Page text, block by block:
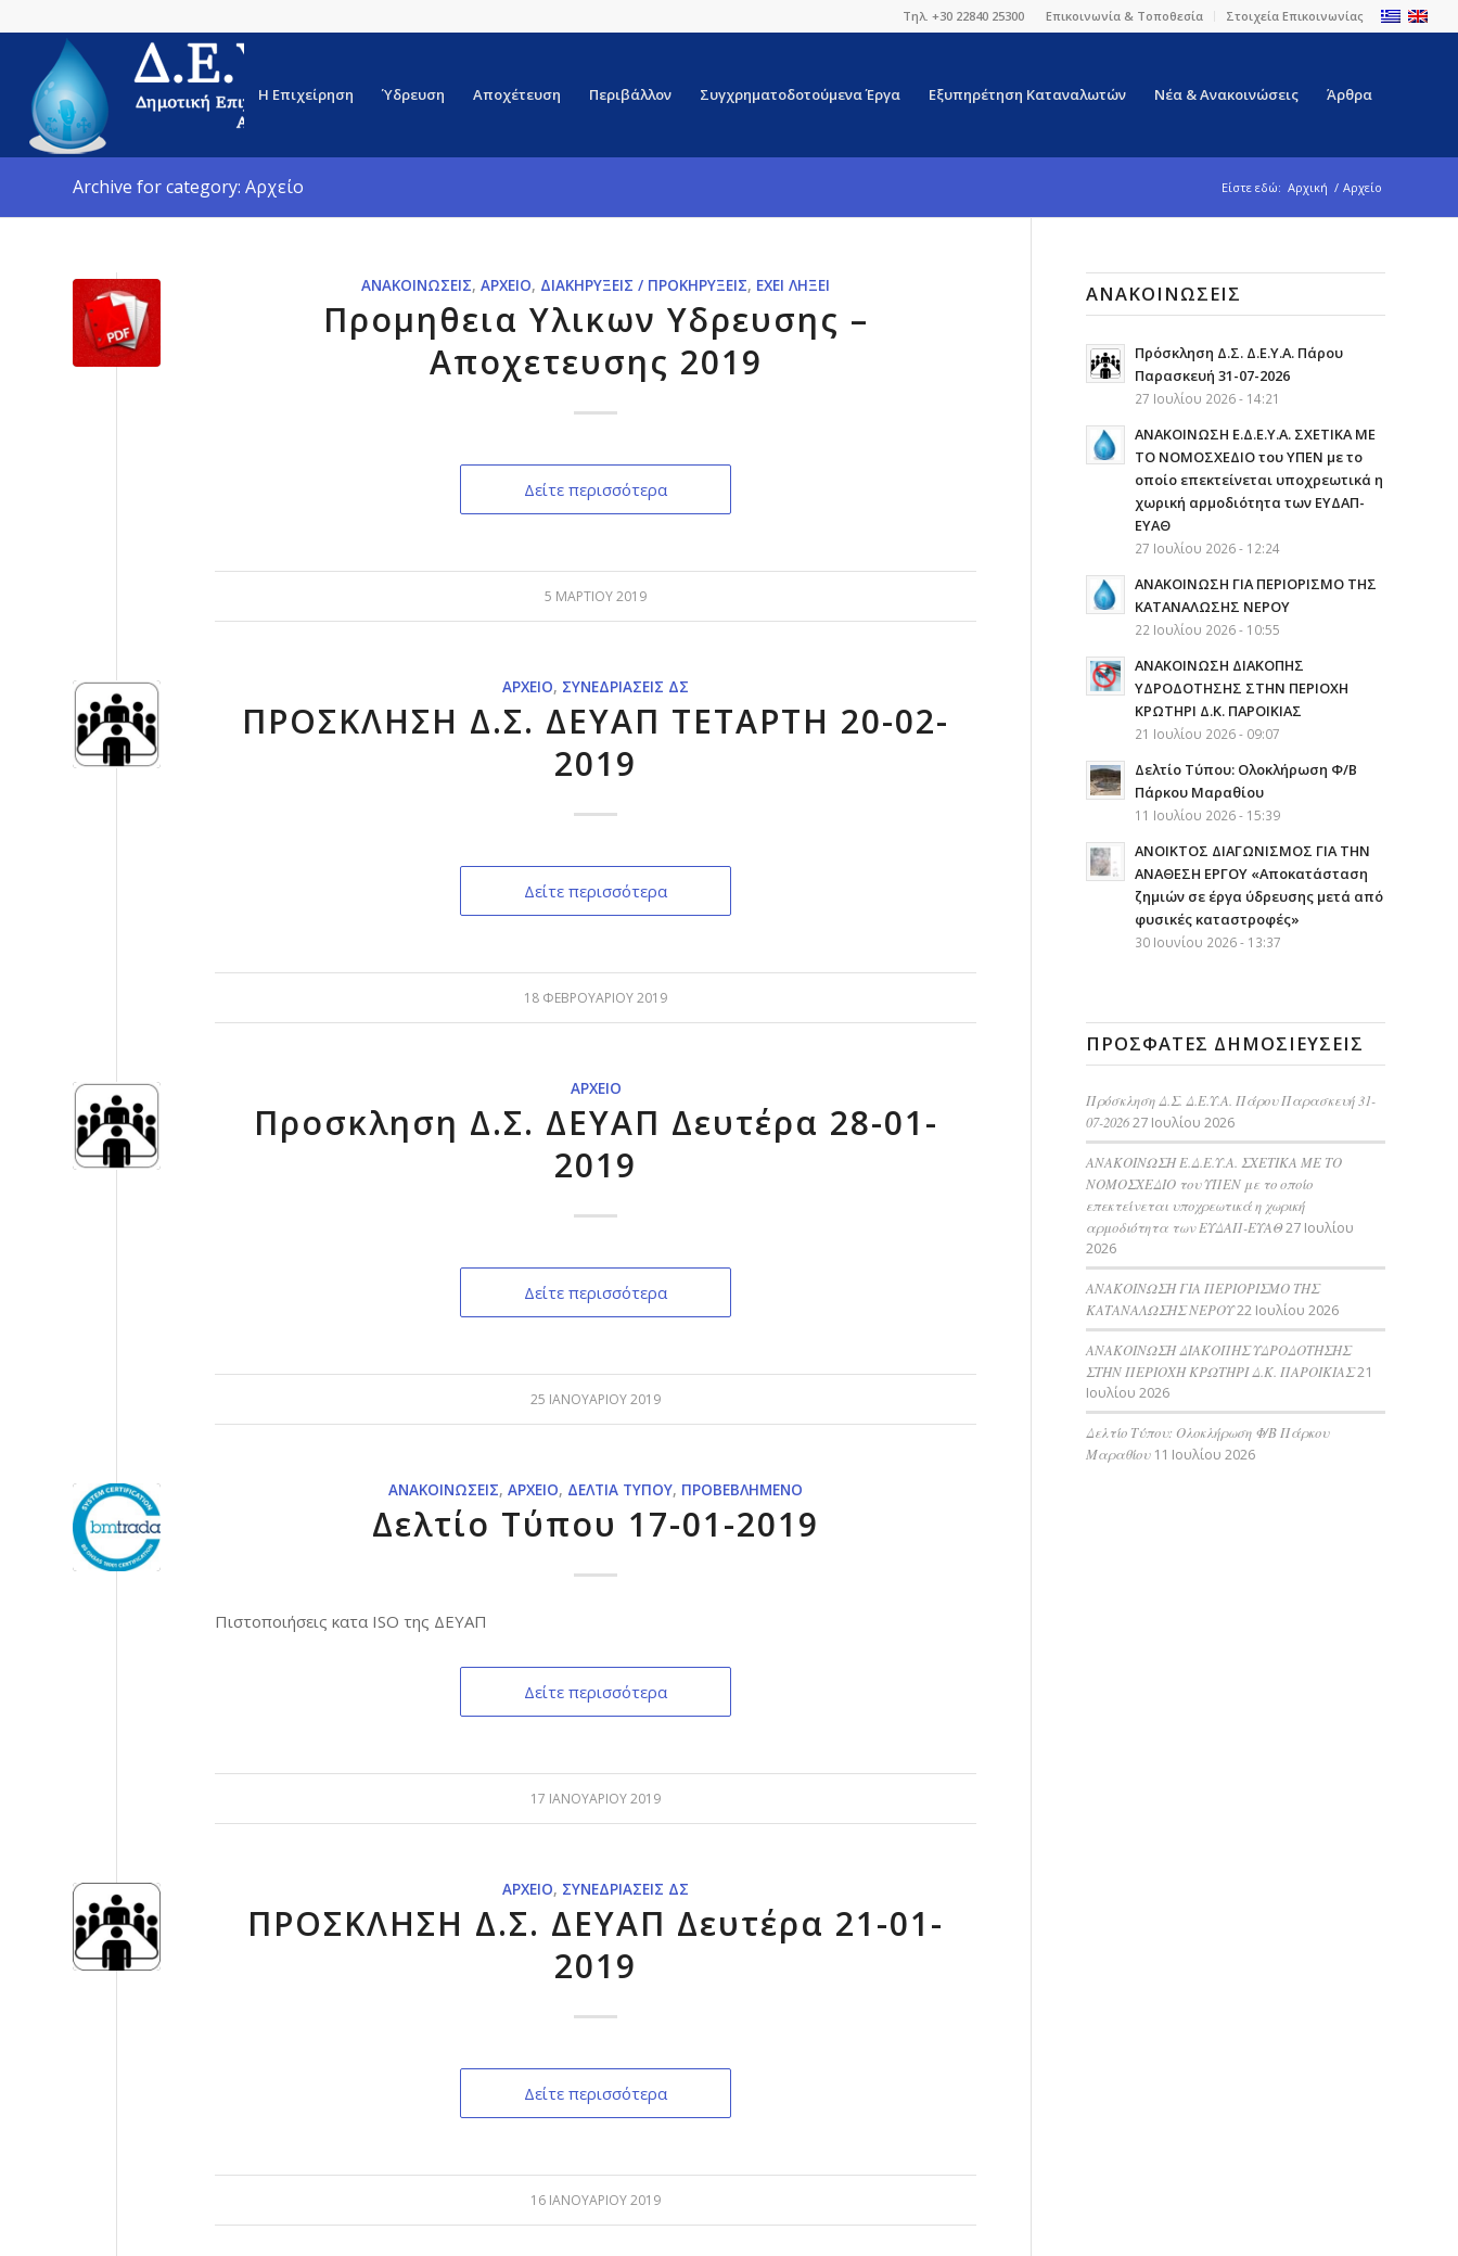
Επικοινωνία & Τοποθεσία Στοιχεία Επικοινωνίας
Τηλ. +30 22840 25300
Η Επιχείρηση Ύδρευση Αποχέτευση Περιβάλλον Συγχρηματοδοτούμενα Έργα Εξυπηρέτηση Καταναλωτών Νέα & Ανακοινώσεις Άρθρα
Archive for category: Αρχείο Είστε εδώ: Αρχική / Αρχείο
ΑΝΑΚΟΙΝΏΣΕΙΣ,ΑΡΧΕΊΟ, ΔΙΑΚΗΡΎΞΕΙΣ / ΠΡΟΚΗΡΎΞΕΙΣ, ΈΧΕΙ ΛΉΞΕΙ
Προμηθεια Υλικων Υδρευσης –
Αποχετευσης 2019
Δείτε περισσότερα
5 ΜΑΡΤΊΟΥ 2019
ΑΡΧΕΊΟ, ΣΥΝΕΔΡΙΆΣΕΙΣ ΔΣ
ΠΡΟΣΚΛΗΣΗ Δ.Σ. ΔΕΥΑΠ ΤΕΤΑΡΤΗ 20-02-
2019
Δείτε περισσότερα
18 ΦΕΒΡΟΥΑΡΊΟΥ 2019
ΑΡΧΕΊΟ
Προσκληση Δ.Σ. ΔΕΥΑΠ Δευτέρα 28-01-
2019
Δείτε περισσότερα
25 ΙΑΝΟΥΑΡΊΟΥ 2019
ΑΝΑΚΟΙΝΏΣΕΙΣ,ΑΡΧΕΊΟ, ΔΕΛΤΊΑ ΤΎΠΟΥ, ΠΡΟΒΕΒΛΗΜΈΝΟ
Δελτίο Τύπου 17-01-2019
Πιστοποιήσεις κατα ISO της ΔΕΥΑΠ
Δείτε περισσότερα
17 ΙΑΝΟΥΑΡΊΟΥ 2019
ΑΡΧΕΊΟ, ΣΥΝΕΔΡΙΆΣΕΙΣ ΔΣ
ΠΡΟΣΚΛΗΣΗ Δ.Σ. ΔΕΥΑΠ Δευτέρα 21-01-
2019
Δείτε περισσότερα
16 ΙΑΝΟΥΑΡΊΟΥ 2019
ΑΝΑΚΟΙΝΏΣΕΙΣ
Πρόσκληση Δ.Σ. Δ.Ε.Υ.Α. Πάρου
Παρασκευή 31-07-2026
27 Ιουλίου 2026 - 14:21
ΑΝΑΚΟΙΝΩΣΗ Ε.Δ.Ε.Υ.Α. ΣΧΕΤΙΚΑ ΜΕ
ΤΟ ΝΟΜΟΣΧΕΔΙΟ του ΥΠΕΝ με το
οποίο επεκτείνεται υποχρεωτικά η
χωρική αρμοδιότητα των ΕΥΔΑΠ-
ΕΥΑΘ
27 Ιουλίου 2026 - 12:24
ΑΝΑΚΟΙΝΩΣΗ ΓΙΑ ΠΕΡΙΟΡΙΣΜΟ ΤΗΣ
ΚΑΤΑΝΑΛΩΣΗΣ ΝΕΡΟΥ
22 Ιουλίου 2026 - 10:55
AΝΑΚΟΙΝΩΣΗ ΔΙΑΚΟΠΗΣ
ΥΔΡΟΔΟΤΗΣΗΣ ΣΤΗΝ ΠΕΡΙΟΧΗ
ΚΡΩΤΗΡΙ Δ.Κ. ΠΑΡΟΙΚΙΑΣ
21 Ιουλίου 2026 - 09:07
Δελτίο Τύπου: Ολοκλήρωση Φ/Β
Πάρκου Μαραθίου
11 Ιουλίου 2026 - 15:39
ΑΝΟΙΚΤΟΣ ΔΙΑΓΩΝΙΣΜΟΣ ΓΙΑ ΤΗΝ
ΑΝΑΘΕΣΗ ΕΡΓΟΥ «Αποκατάσταση
ζημιών σε έργα ύδρευσης μετά από
φυσικές καταστροφές»
30 Ιουνίου 2026 - 13:37
ΠΡΌΣΦΑΤΕΣ ΔΗΜΟΣΙΕΎΣΕΙΣ
Πρόσκληση Δ.Σ. Δ.Ε.Υ.Α. Πάρου Παρασκευή 31-
07-202627 Ιουλίου 2026
ΑΝΑΚΟΙΝΩΣΗ Ε.Δ.Ε.Υ.Α. ΣΧΕΤΙΚΑ ΜΕ ΤΟ
ΝΟΜΟΣΧΕΔΙΟ του ΥΠΕΝ με το οποίο
επεκτείνεται υποχρεωτικά η χωρική
αρμοδιότητα των ΕΥΔΑΠ-ΕΥΑΘ27 Ιουλίου
2026
ΑΝΑΚΟΙΝΩΣΗ ΓΙΑ ΠΕΡΙΟΡΙΣΜΟ ΤΗΣ
ΚΑΤΑΝΑΛΩΣΗΣ ΝΕΡΟΥ22 Ιουλίου 2026
AΝΑΚΟΙΝΩΣΗ ΔΙΑΚΟΠΗΣ ΥΔΡΟΔΟΤΗΣΗΣ
ΣΤΗΝ ΠΕΡΙΟΧΗ ΚΡΩΤΗΡΙ Δ.Κ. ΠΑΡΟΙΚΙΑΣ21
Ιουλίου 2026
Δελτίο Τύπου: Ολοκλήρωση Φ/Β Πάρκου
Μαραθίου 11 Ιουλίου 2026